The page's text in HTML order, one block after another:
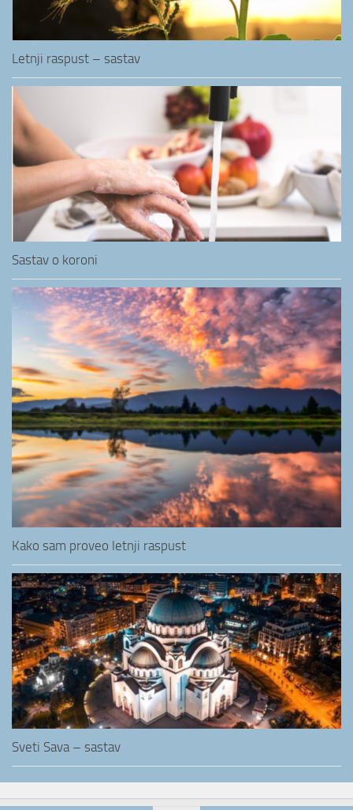
Letnji raspust – sastav
Sastav o koroni
Kako sam proveo letnji raspust
Sveti Sava – sastav